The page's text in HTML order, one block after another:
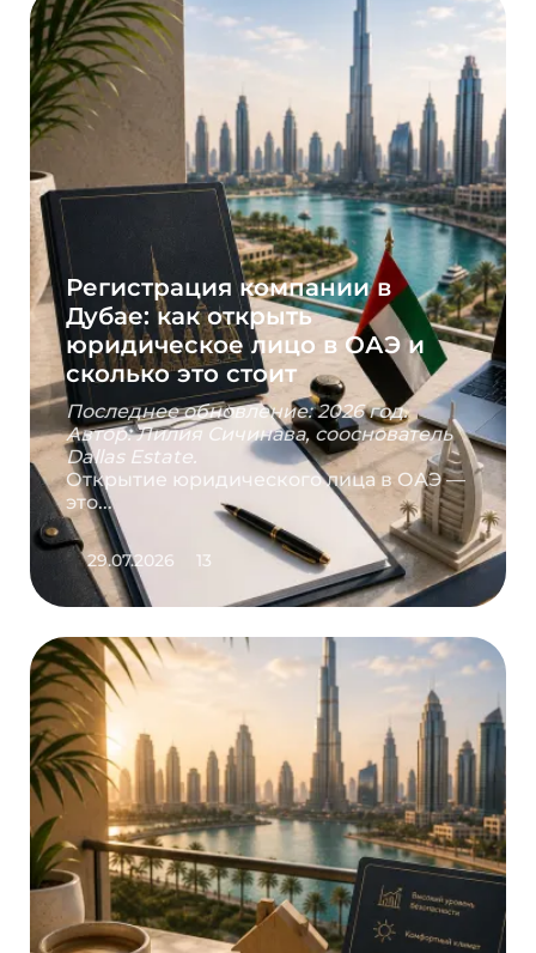
Регистрация компании в
Дубае: как открыть
юридическое лицо в ОАЭ и
сколько это стоит
Последнее обновление: 2026 год.
Автор: Лилия Сичинава, сооснователь
Dallas Estate.
Открытие юридического лица в ОАЭ —
это...
29.07.2026 13